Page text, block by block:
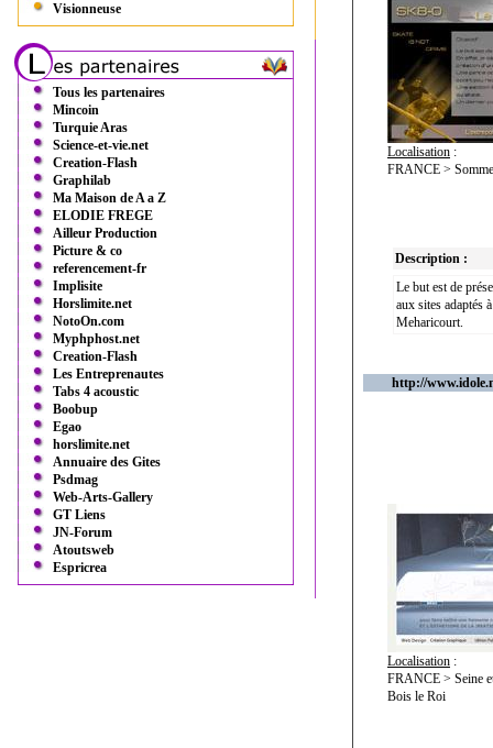
Visionneuse
Tous les partenaires
Mincoin
Turquie Aras
Science-et-vie.net
Creation-Flash
Graphilab
Ma Maison de A a Z
ELODIE FREGE
Ailleur Production
Picture & co
referencement-fr
Implisite
Horslimite.net
NotoOn.com
Myphphost.net
Creation-Flash
Les Entreprenautes
Tabs 4 acoustic
Boobup
Egao
horslimite.net
Annuaire des Gites
Psdmag
Web-Arts-Gallery
GT Liens
JN-Forum
Atoutsweb
Espricrea
Localisation :
FRANCE >
Description :
Le but est de
aux sites adaptés
Meharicourt.
http://
Localisation :
FRANCE > Seine
Bois le Roi